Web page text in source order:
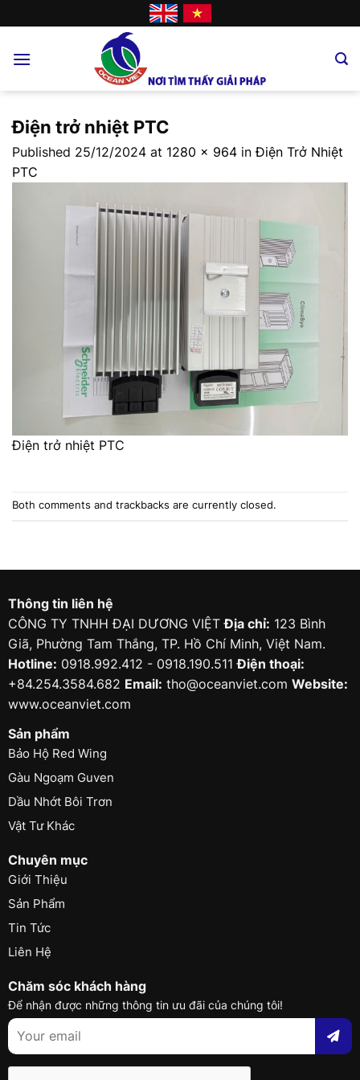
to
Điện trở nhiệt PTC
Published 25/12/2024 at 1280 × 964 inĐiện Trở Nhiệt
PTC
Điện trở nhiệt PTC
Both comments and trackbacks are currently closed.
Thông tin liên hệ
CÔNG TY TNHH ĐẠI DƯƠNG VIỆTĐịa chỉ: 123 Bình
Giã, Phường Tam Thắng, TP. Hồ Chí Minh, Việt Nam.
Hotline: 0918.992.412 - 0918.190.511Điện thoại:
+84.254.3584.682 Email: tho@oceanviet.com Website:
www.oceanviet.com
Sản phẩm
Bảo Hộ Red Wing
Gàu Ngoạm Guven
Dầu Nhớt Bôi Trơn
Vật Tư Khác
Chuyên mục
Giới Thiệu
Sản Phẩm
Tin Tức
Liên Hệ
Chăm sóc khách hàng
Để nhận được những thông tin ưu đãi của chúng tôi!